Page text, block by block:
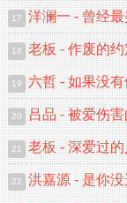
17
18
19
20
21
22